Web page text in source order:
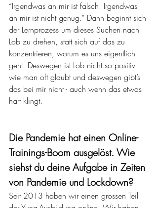
“Irgendwas an mir ist falsch. Irgendwas
an mir ist nicht genug.” Dann beginnt sich
der Lernprozess um dieses Suchen nach
Lob zu drehen, statt sich auf das zu
konzentrieren, worum es uns eigentlich
geht. Deswegen ist Lob nicht so positiv
wie man oft glaubt und deswegen gibt’s
das bei mir nicht - auch wenn das etwas
hart klingt.
Die Pandemie hat einen Online-
Trainings-Boom ausgelöst. Wie
siehst du deine Aufgabe in Zeiten
von Pandemie und Lockdown?
Seit 2013 haben wir einen grossen Teil